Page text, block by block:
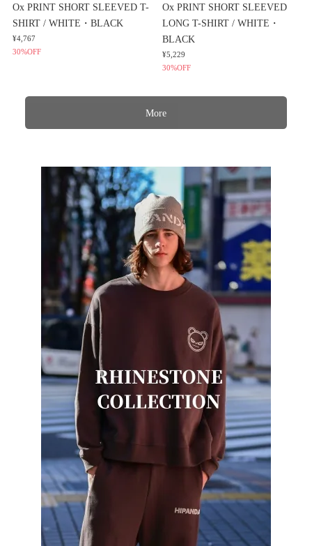
Ox PRINT SHORT SLEEVED T-
SHIRT / WHITE・BLACK
¥4,767
30%OFF
Ox PRINT SHORT SLEEVED
LONG T-SHIRT / WHITE・
BLACK
¥5,229
30%OFF
More